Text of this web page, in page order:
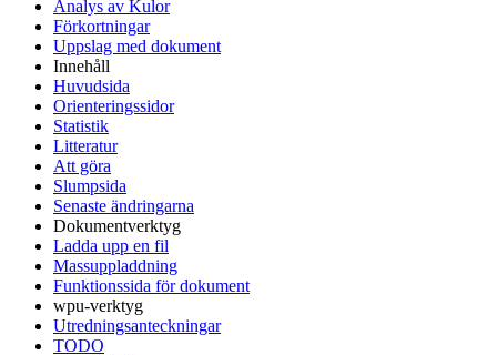
Analys av Kulor
Förkortningar
Uppslag med dokument
Innehåll
Huvudsida
Orienteringssidor
Statistik
Litteratur
Att göra
Slumpsida
Senaste ändringarna
Dokumentverktyg
Ladda upp en fil
Massuppladdning
Funktionssida för dokument
wpu-verktyg
Utredningsanteckningar
TODO